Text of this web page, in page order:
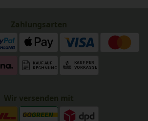
Zahlungsarten
Wir versenden mit